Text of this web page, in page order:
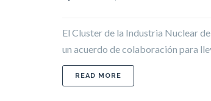
El Cluster de la Industria Nuclear
un acuerdo de colaboración para
READ MORE